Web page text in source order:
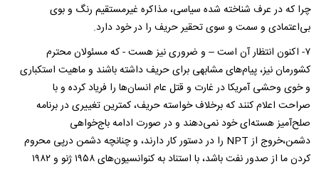
چرا که در عرف شناخته شده سیاسی، مذاکره غیر‌مستقیم رنگ و بوی
بی‌اعتمادی و سمت و سوی تحقیر حریف را در خود دارد.
۷- اکنون انتظار آن است – و ضروری نیز هست -‌ که مسئولان محترم
کشورمان نیز، پیام‌های مشابهی برای حریف داشته باشند و ماهیت استکباری
و خوی وحشی آمریکا در غارت و قتل عام انسان‌ها را فریاد کرده و با
صراحت اعلام کنند که برخلاف خواسته حریف، کمترین تغییری در برنامه
صلح‌آمیز هسته‌ای خود نمی‌دهند و در صورت ادامه باج‌خواهی
دشمن،خروج از NPT را در دستور کار دارند، و چنانچه دشمن درپی محروم
کردن ما از صدور نفت باشد، با استناد به کنوانسیون‌های ۱۹۵۸ ژنو و ۱۹۸۲